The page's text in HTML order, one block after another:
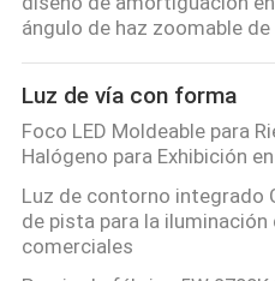
ángulo de haz zoomable de
Luz de vía con forma
Foco LED Moldeable para
Halógeno para Exhibición
Luz de contorno integrado
de pista para la
comerciales